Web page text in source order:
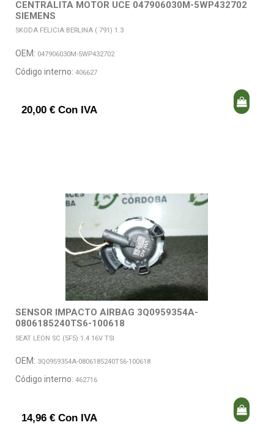
CENTRALITA MOTOR UCE 047906030M-5WP432702
SIEMENS
SKODA FELICIA BERLINA ( 791) 1.3
OEM: 047906030M-5WP432702
Código interno: 406627
20,00 € Con IVA
SENSOR IMPACTO AIRBAG 3Q0959354A-
0806185240TS6-100618
SEAT LEON SC (5F5) 1.4 16V TSI
OEM: 3Q0959354A-0806185240TS6-100618
Código interno: 462716
14,96 € Con IVA